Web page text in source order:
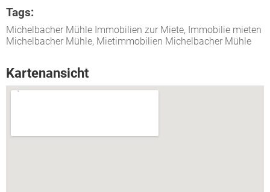
Tags:
Michelbacher Mühle Immobilien zur Miete, Immobilie mieten
Michelbacher Mühle, Mietimmobilien Michelbacher Mühle
Kartenansicht